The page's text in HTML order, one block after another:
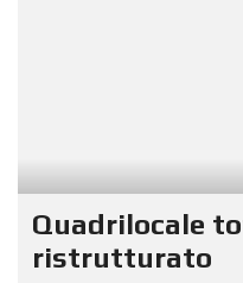
Quadrilocale
ristrutturato